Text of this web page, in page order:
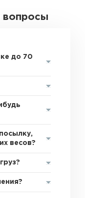
вопросы
до 70
весов?